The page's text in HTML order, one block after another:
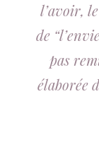
l’avoir,
de
pas
élaborée